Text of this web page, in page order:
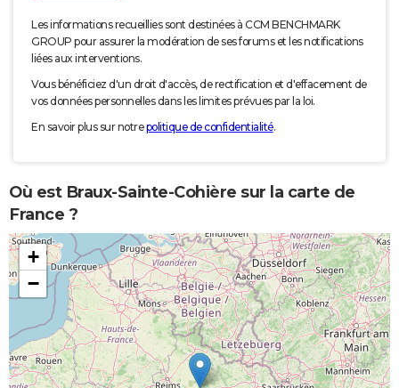
Les informations recueillies sont destinées à CCM BENCHMARK
GROUP pour assurer la modération de ses forums et les notifications
liées aux interventions.
Vous bénéficiez d'un droit d'accès, de rectification et d'effacement de
vos données personnelles dans les limites prévues par la loi.
En savoir plus sur notrepolitique de confidentialité.
Où est Braux-Sainte-Cohière sur la carte de
France ?
+
−